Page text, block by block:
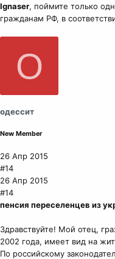
Ignaser, поймите только
гражданам РФ, в
О
одессит
New Member
26 Апр 2015
#14
26 Апр 2015
#14
пенсия переселенцев из
Здравствуйте! Мой отец,
2002 года, имеет вид на
По российскому